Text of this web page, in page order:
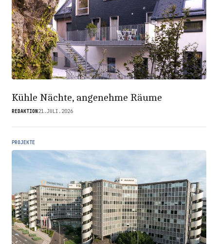
Kühle Nächte, angenehme Räume
REDAKTION21.JULI.2026
PROJEKTE